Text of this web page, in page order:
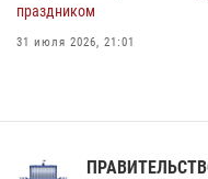
праздником
31 июля 2026, 21:01